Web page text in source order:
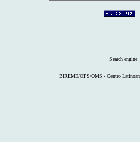
Search engine:
BIREME/OPS/OMS - Centro